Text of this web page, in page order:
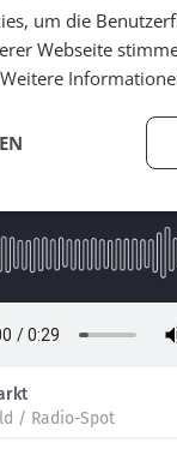
/ Radio-Spot
um die
Webseite
Weitere